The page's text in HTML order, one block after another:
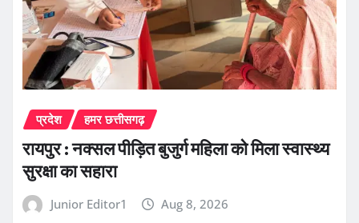
प्रदेश हमर छत्तीसगढ़
रायपुर : नक्सल पीड़ित बुजुर्ग महिला को मिला स्वास्थ्य
सुरक्षा का सहारा
Junior Editor1 Aug 8, 2026